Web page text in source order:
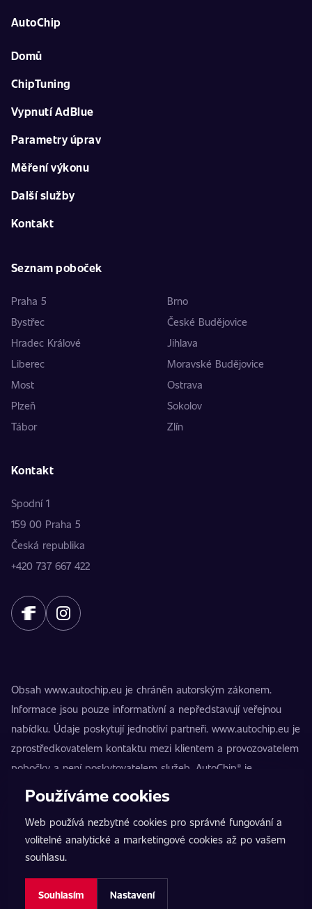
AutoChip
Domů
ChipTuning
Vypnutí AdBlue
Parametry úprav
Měření výkonu
Další služby
Kontakt
Seznam poboček
Praha 5
Brno
Bystřec
České Budějovice
Hradec Králové
Jihlava
Liberec
Moravské Budějovice
Most
Ostrava
Plzeň
Sokolov
Tábor
Zlín
Kontakt
Spodní 1
159 00 Praha 5
Česká republika
+420 737 667 422
Obsah www.autochip.eu je chráněn autorským zákonem.
Informace jsou pouze informativní a nepředstavují veřejnou
nabídku. Údaje poskytují jednotliví partneři. www.autochip.eu je
zprostředkovatelem kontaktu mezi klientem a provozovatelem
pobočky a není poskytovatelem služeb. AutoChip® je
registrovaná ochranná známka Petra Kučery. Úpravy, které
nezpůsobilosti vozidla k provozu na pozemních komunikacích.
Přesné informace poskytuje vždy konkrétní provozovatel
pobočky.
Nastavení cookies
Používáme cookies
Web používá nezbytné cookies pro správné fungování a
volitelné analytické a marketingové cookies až po vašem
souhlasu.
Souhlasím Nastavení